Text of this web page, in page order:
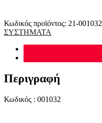
Κωδικός προϊόντος: 21-001032
ΣΥΣΤΗΜΑΤΑ
Περιγραφή
Κωδικός : 001032